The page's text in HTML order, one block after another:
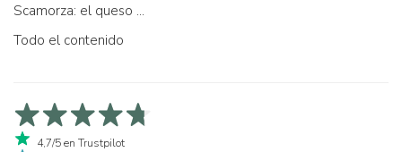
Scamorza: el queso ...
Todo el contenido
4,7/5 en Trustpilot